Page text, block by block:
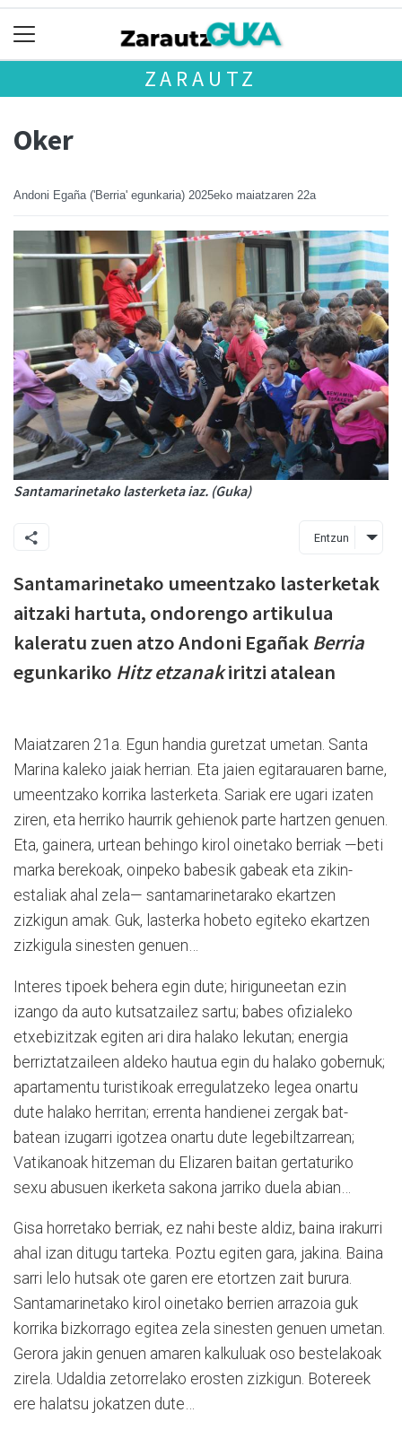
ZARAUTZ
Oker
Andoni Egaña ('Berria' egunkaria) 2025eko maiatzaren 22a
Santamarinetako lasterketa iaz. (Guka)
Entzun
Santamarinetako umeentzako lasterketak
aitzaki hartuta, ondorengo artikulua
kaleratu zuen atzo Andoni Egañak Berria
egunkariko Hitz etzanakiritzi atalean
Maiatzaren 21a. Egun handia guretzat umetan. Santa
Marina kaleko jaiak herrian. Eta jaien egitarauaren barne,
umeentzako korrika lasterketa. Sariak ere ugari izaten
ziren, eta herriko haurrik gehienok parte hartzen genuen.
Eta, gainera, urtean behingo kirol oinetako berriak —beti
marka berekoak, oinpeko babesik gabeak eta zikin-
estaliak ahal zela— santamarinetarako ekartzen
zizkigun amak. Guk, lasterka hobeto egiteko ekartzen
zizkigula sinesten genuen…
Interes tipoek behera egin dute; hiriguneetan ezin
izango da auto kutsatzailez sartu; babes ofizialeko
etxebizitzak egiten ari dira halako lekutan; energia
berriztatzaileen aldeko hautua egin du halako gobernuk;
apartamentu turistikoak erregulatzeko legea onartu
dute halako herritan; errenta handienei zergak bat-
batean izugarri igotzea onartu dute legebiltzarrean;
Vatikanoak hitzeman du Elizaren baitan gertaturiko
sexu abusuen ikerketa sakona jarriko duela abian…
Gisa horretako berriak, ez nahi beste aldiz, baina irakurri
ahal izan ditugu tarteka. Poztu egiten gara, jakina. Baina
sarri lelo hutsak ote garen ere etortzen zait burura.
Santamarinetako kirol oinetako berrien arrazoia guk
korrika bizkorrago egitea zela sinesten genuen umetan.
Gerora jakin genuen amaren kalkuluak oso bestelakoak
zirela. Udaldia zetorrelako erosten zizkigun. Botereek
ere halatsu jokatzen dute…